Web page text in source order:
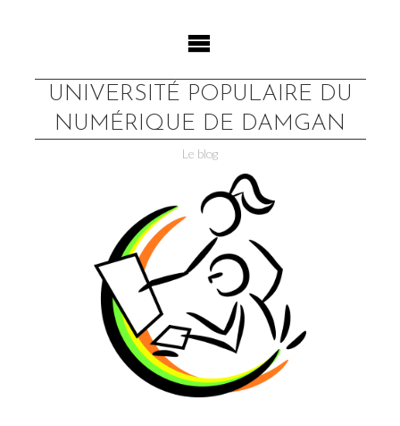
UNIVERSITÉ POPULAIRE DU
NUMÉRIQUE DE DAMGAN
Le blog